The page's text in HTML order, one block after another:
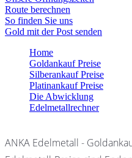
Route berechnen
So finden Sie uns
Gold mit der Post senden
Home
Goldankauf Preise
Silberankauf Preise
Platinankauf Preise
Die Abwicklung
Edelmetallrechner
ANKA Edelmetall -